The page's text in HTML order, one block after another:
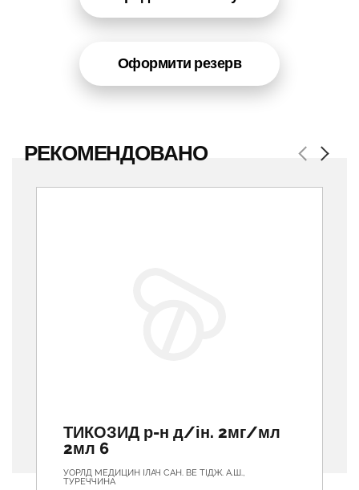
Оформити резерв
РЕКОМЕНДОВАНО Previous
ТИКОЗИД р-н д/ін. 2мг/мл
2мл 6
УОРЛД МЕДИЦИН ІЛАЧ САН. ВЕ ТІДЖ. А.Ш.,
ТУРЕЧЧИНА
Next